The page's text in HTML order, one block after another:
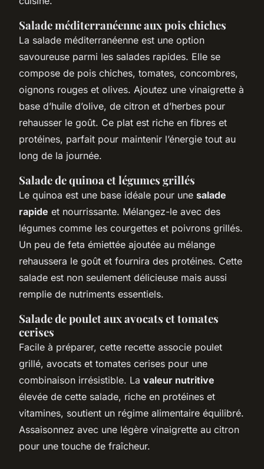
Salade méditerranéenne aux pois chiches
La salade méditerranéenne est une option
savoureuse parmi les salades rapides. Elle se
compose de pois chiches, tomates, concombres,
oignons rouges et olives. Ajoutez une vinaigrette à
base d’huile d’olive, de citron et d’herbes pour
rehausser le goût. Ce plat est riche en fibres et
protéines, parfait pour maintenir l’énergie tout au
long de la journée.
Salade de quinoa et légumes grillés
Le quinoa est une base idéale pour une salade
rapide et nourrissante. Mélangez-le avec des
légumes comme les courgettes et poivrons grillés.
Un peu de feta émiettée ajoutée au mélange
rehaussera le goût et fournira des protéines. Cette
salade est non seulement délicieuse mais aussi
remplie de nutriments essentiels.
Salade de poulet aux avocats et tomates
cerises
Facile à préparer, cette recette associe poulet
grillé, avocats et tomates cerises pour une
combinaison irrésistible. La valeur nutritive
élevée de cette salade, riche en protéines et
vitamines, soutient un régime alimentaire équilibré.
Assaisonnez avec une légère vinaigrette au citron
pour une touche de fraîcheur.